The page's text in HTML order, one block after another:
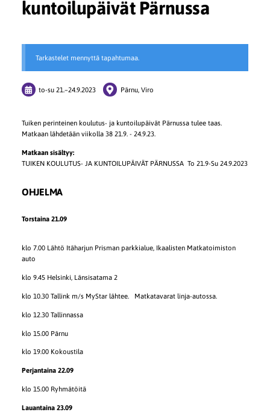
kuntoilupäivät Pärnussa
Tarkastelet mennyttä tapahtumaa.
to-su 21.–24.9.2023 Pärnu, Viro
Tuiken perinteinen koulutus- ja kuntoilupäivät Pärnussa tulee taas.
Matkaan lähdetään viikolla 38 21.9. - 24.9.23.
Matkaan sisältyy:
TUIKEN KOULUTUS- JA KUNTOILUPÄIVÄT PÄRNUSSA To 21.9-Su 24.9.2023
OHJELMA
Torstaina 21.09
klo 7.00 Lähtö Itäharjun Prisman parkkialue, Ikaalisten Matkatoimiston
auto
klo 9.45 Helsinki, Länsisatama 2
klo 10.30 Tallink m/s MyStar lähtee. Matkatavarat linja-autossa.
klo 12.30 Tallinnassa
klo 15.00 Pärnu
klo 19.00 Kokoustila
Perjantaina 22.09
klo 15.00 Ryhmätöitä
Lauantaina 23.09